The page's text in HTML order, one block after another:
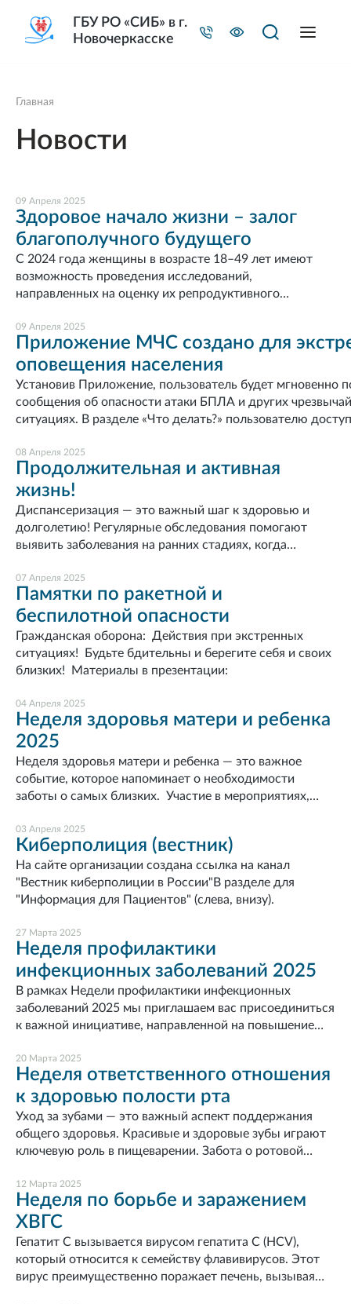
Главная
Новости
09 Апреля 2025
Здоровое начало жизни – залог
благополучного будущего
С 2024 года женщины в возрасте 18–49 лет имеют
возможность проведения исследований,
направленных на оценку их репродуктивного
бесплатно, в поликлинике по месту прикрепления, с
собой необходимо иметь паспорт и полис
ОМС.Диспансеризация — важный шаг к сохранению
репродуктивного здоровья женщины! Регулярные
осмотры помогают выявить проблемы на ранних
стадиях, получить рекомендации по профилактике и
визитом к врачу, заботьтесь о своём здоровье и
будущем!Материалы в презентациях:
09 Апреля 2025
Приложение МЧС создано для
оповещения населения
Установив Приложение, пользователь будет мгновенно
сообщения об опасности атаки БПЛА и других
ситуациях. В разделе «Что делать?» пользователю доступен
сголосовым помощником.В разделе «МЧС Россия
хранилищезнаний о безопасности, рассказывающий о
причинахвозникновения чрезвычайных ситуаций
разделе «Первая помощь» содержатся сведения
помощи пострадавшему до прибытиямедицинских
разделе «Карта рисков» содержится
сигналов через приложение позволяет вкороткий срок
экстренную информацию.
08 Апреля 2025
Продолжительная и активная
жизнь!
Диспансеризация — это важный шаг к здоровью и
долголетию! Регулярные обследования помогают
выявить заболевания на ранних стадиях, когда
заботиться о своём здоровье: пройдите
диспансеризацию! Помните, что профилактика —
ключ к долгой и активной жизни!
07 Апреля 2025
Памятки по ракетной и
беспилотной опасности
Гражданская оборона: Действия при экстренных
ситуациях! Будьте бдительны и берегите себя и своих
близких! Материалы в презентации:
04 Апреля 2025
Неделя здоровья матери и ребенка
2025
Неделя здоровья матери и ребенка — это важное
событие, которое напоминает о необходимости
заботы о самых близких. Участие в мероприятиях,
помогут создать крепкую семью и здоровое
поколение!
03 Апреля 2025
Киберполиция (вестник)
На сайте организации создана ссылка на канал
"Вестник киберполиции в России"В разделе для
"Информация для Пациентов" (слева, внизу).
27 Марта 2025
Неделя профилактики
инфекционных заболеваний 2025
В рамках Недели профилактики инфекционных
заболеваний 2025 мы приглашаем вас присоединиться
к важной инициативе, направленной на повышение
укрепление иммунитета.Присоединяйтесь к нам в этой
важной миссии! Вместе мы можем создать безопасное
и здоровое общество. Не упустите возможность
узнать больше о том, как защитить себя и своих
близких в это непростое время!Берегите себя и своих
близких.
20 Марта 2025
Неделя ответственного отношения
к здоровью полости рта
Уход за зубами — это важный аспект поддержания
общего здоровья. Красивые и здоровые зубы играют
ключевую роль в пищеварении. Забота о ротовой
как кариес и пародонтит, а также способствует
общему состоянию организма. В нашем новом посте
мы расскажем, как правильно заботиться о зубах и
сохранить их здоровье на долгие годы! Поддержите
свою улыбку!
12 Марта 2025
Неделя по борьбе и заражением
ХВГС
Гепатит C вызывается вирусом гепатита C (HCV),
который относится к семейству флавивирусов. Этот
вирус преимущественно поражает печень, вызывая
ГБУ РО «СИБ» в г.
Новочеркасске